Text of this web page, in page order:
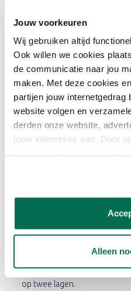
Jouw voorkeuren
Wij gebruiken altijd
Ook willen we cookies
de communicatie naar jou
maken. Met deze cookies
partijen jouw internetgedrag
website volgen en
derden onze website,
jouw interesses aan. Door
Alleen
Toepassing:
Voor het sausen van muren
Gemakkelijk aan te brengen
Bij uitstek geschikt
Ook geschikt voor keukens
Stofdroogt binnen 2 uur
Is afneembaar, dus ideaal
Gemakkelijk verwerkbaar van
Dekking: Tot 70 m² per 5 liter
Glansgehalte: 2%
Technische
Aanbevolen droge laagdikte :
Houdbaarheid : Droog
verpakking bij een
Waterdampdoorlaatbaarheid:
op twee lagen.